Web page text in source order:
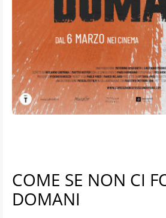
COME SE NON CI
DOMANI